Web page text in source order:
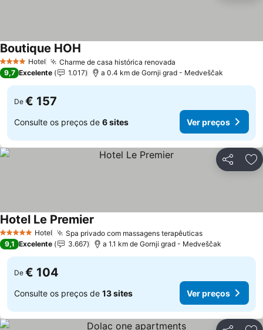
4 EstrelasHotel Charme de casa histórica renovada
Boutique HOH
9,7 Excelente 1.017 a 0.4 km de Gornji grad - Medveščak
De € 157
Consulte os preços de 6 sites Ver preços
Partilhar
5 Estrelas Hotel Spa privado com massagens terapêuticas
Hotel Le Premier
9,1 Excelente 3.667 a 1.1 km de Gornji grad - Medveščak
De € 104
Consulte os preços de 13 sites Ver preços